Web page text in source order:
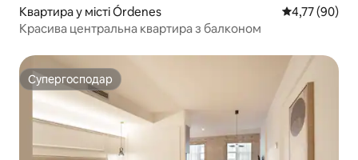
Квартира у місті Órdenes Середня
4,77 (90)
Красива центральна квартира з балконом
Супергосподар
Супергосподар